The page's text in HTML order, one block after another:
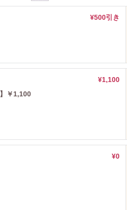
¥500引き
¥1,100
￥1,100
¥0